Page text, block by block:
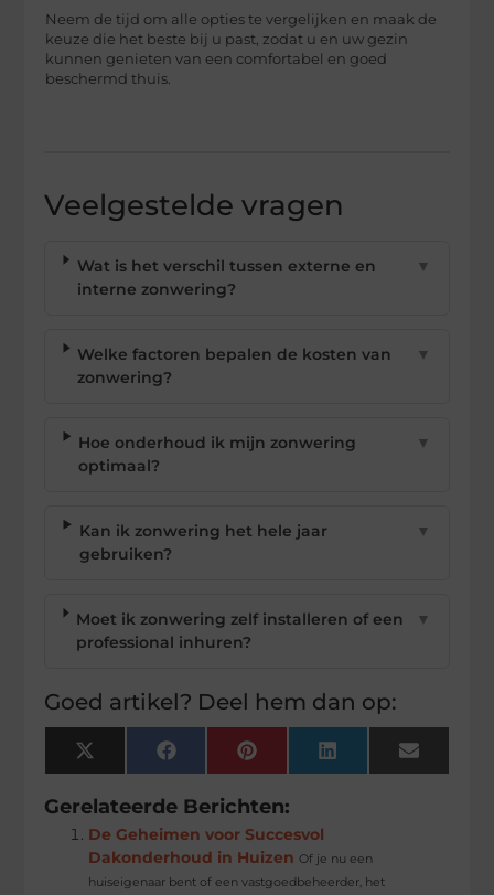
Neem de tijd om alle opties te vergelijken en maak de
keuze die het beste bij u past, zodat u en uw gezin
kunnen genieten van een comfortabel en goed
beschermd thuis.
Veelgestelde vragen
Wat is het verschil tussen externe en
interne zonwering?
▼
Welke factoren bepalen de kosten van
zonwering?
▼
Hoe onderhoud ik mijn zonwering
optimaal?
▼
Kan ik zonwering het hele jaar
gebruiken?
▼
Moet ik zonwering zelf installeren of een
professional inhuren?
▼
Goed artikel? Deel hem dan op:
X
(Twitter)
FacebookPinterest LinkedIn Email
Gerelateerde Berichten:
De Geheimen voor Succesvol
Dakonderhoud in Huizen Of je nu een
huiseigenaar bent of een vastgoedbeheerder, het